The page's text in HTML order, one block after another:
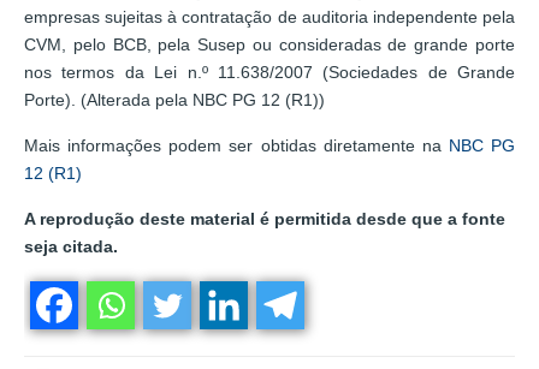
empresas sujeitas à contratação de auditoria independente pela
CVM, pelo BCB, pela Susep ou consideradas de grande porte
nos termos da Lei n.º 11.638/2007 (Sociedades de Grande
Porte). (Alterada pela NBC PG 12 (R1))
Mais informações podem ser obtidas diretamente na NBC PG
12 (R1)
A reprodução deste material é permitida desde que a fonte
seja citada.